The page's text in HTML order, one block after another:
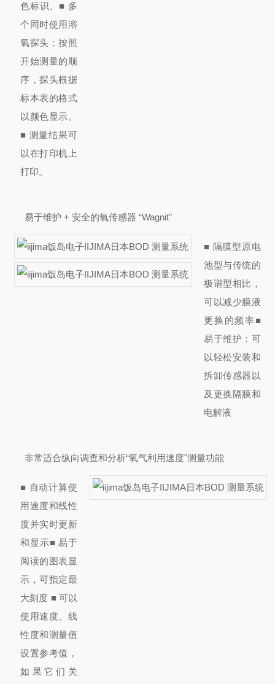
色标识。 ■ 多
个同时使用溶
氧探头：按照
开始测量的顺
序，探头根据
标本表的格式
以颜色显示。
■ 测量结果可
以在打印机上
打印。
易于维护 + 安全的氧传感器 “Wagnit"
■ 隔膜型原电
池型与传统的
极谱型相比，
可以减少膜液
更换的频率■
易于维护： 可
以轻松安装和
拆卸传感器以
及更换隔膜和
电解液
非常适合纵向调查和分析“氧气利用速度"测量功能
■ 自动计算使
用速度和线性
度并实时更新
和显示■ 易于
阅读的图表显
示，可指定最
大刻度 ■ 可以
使用速度、线
性度和测量值
设置参考值，
如果它们关